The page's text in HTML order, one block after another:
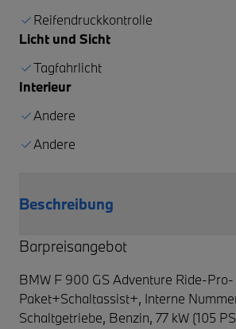
Reifendruckkontrolle
Licht und Sicht
Tagfahrlicht
Interieur
Andere
Andere
Beschreibung
Barpreisangebot
BMW F 900 GS Adventure Ride-Pro-
Paket+Schaltassist+, Interne
Schaltgetriebe, Benzin, 77 kW (105